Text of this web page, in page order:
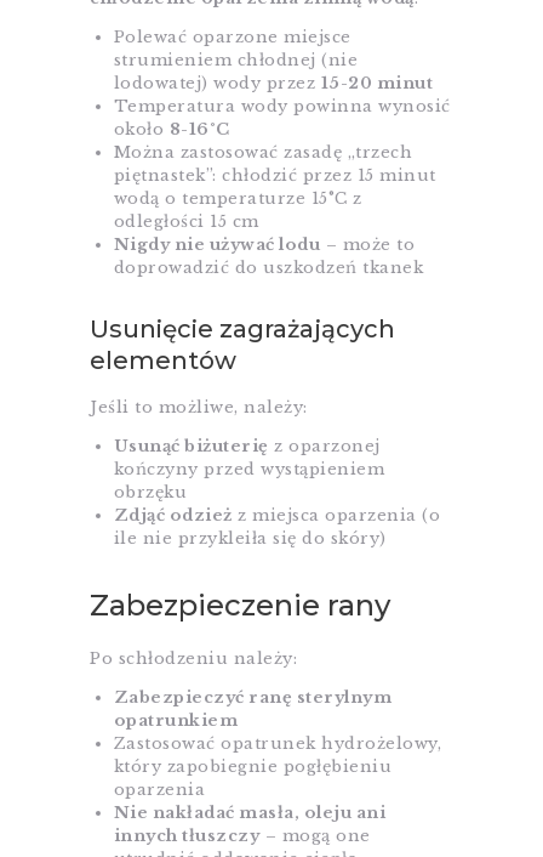
Polewać oparzone miejsce
strumieniem chłodnej (nie
lodowatej) wody przez 15-20 minut
Temperatura wody powinna wynosić
około 8-16°C
Można zastosować zasadę „trzech
piętnastek”: chłodzić przez 15 minut
wodą o temperaturze 15°C z
odległości 15 cm
Nigdy nie używać lodu – może to
doprowadzić do uszkodzeń tkanek
Usunięcie zagrażających
elementów
Jeśli to możliwe, należy:
Usunąć biżuterię z oparzonej
kończyny przed wystąpieniem
obrzęku
Zdjąć odzież z miejsca oparzenia (o
ile nie przykleiła się do skóry)
Zabezpieczenie rany
Po schłodzeniu należy:
Zabezpieczyć ranę sterylnym
opatrunkiem
Zastosować opatrunek hydrożelowy,
który zapobiegnie pogłębieniu
oparzenia
Nie nakładać masła, oleju ani
innych tłuszczy– mogą one